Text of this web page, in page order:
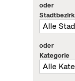
oder
Stadtbezirk
oder
Kategorie